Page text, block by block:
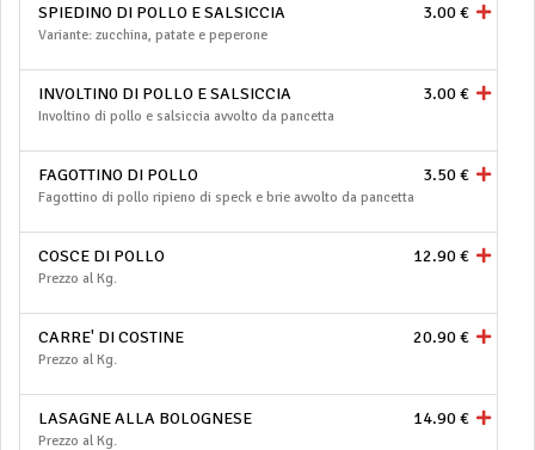
SPIEDINO DI POLLO E SALSICCIA 3.00 €
Variante: zucchina, patate e peperone
INVOLTIN0 DI POLLO E SALSICCIA 3.00 €
Involtino di pollo e salsiccia avvolto da pancetta
FAGOTTINO DI POLLO 3.50 €
Fagottino di pollo ripieno di speck e brie avvolto da pancetta
COSCE DI POLLO 12.90 €
Prezzo al Kg.
CARRE' DI COSTINE 20.90 €
Prezzo al Kg.
LASAGNE ALLA BOLOGNESE 14.90 €
Prezzo al Kg.